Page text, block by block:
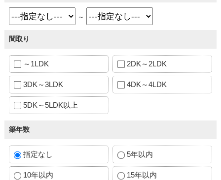
～
間取り
～1LDK 2DK～2LDK
3DK～3LDK 4DK～4LDK
5DK～5LDK以上
築年数
指定なし 5年以内
10年以内 15年以内